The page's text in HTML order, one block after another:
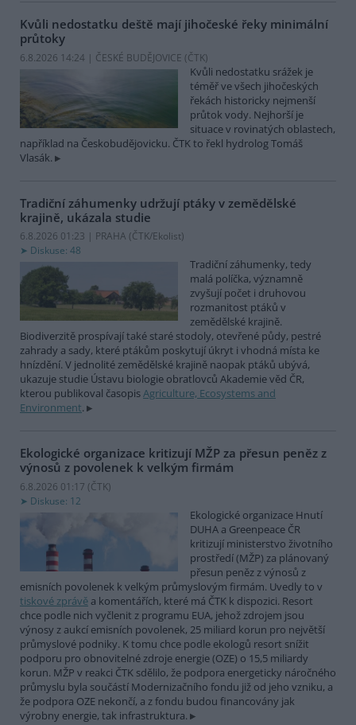
Kvůli nedostatku deště mají jihočeské řeky minimální
průtoky
6.8.2026 14:24 | ČESKÉ BUDĚJOVICE (ČTK)
Kvůli nedostatku srážek je
téměř ve všech jihočeských
řekách historicky nejmenší
průtok vody. Nejhorší je
situace v rovinatých oblastech,
například na Českobudějovicku. ČTK to řekl hydrolog Tomáš
Vlasák.
Tradiční záhumenky udržují ptáky v zemědělské
krajině, ukázala studie
6.8.2026 01:23 | PRAHA (ČTK/Ekolist)
Diskuse: 48
Tradiční záhumenky, tedy
malá políčka, významně
zvyšují počet i druhovou
rozmanitost ptáků v
zemědělské krajině.
Biodiverzitě prospívají také staré stodoly, otevřené půdy, pestré
zahrady a sady, které ptákům poskytují úkryt i vhodná místa ke
hnízdění. V jednolité zemědělské krajině naopak ptáků ubývá,
ukazuje studie Ústavu biologie obratlovců Akademie věd ČR,
kterou publikoval časopisAgriculture, Ecosystems and
Environment.
Ekologické organizace kritizují MŽP za přesun peněz z
výnosů z povolenek k velkým firmám
6.8.2026 01:17 (ČTK)
Diskuse: 12
Ekologické organizace Hnutí
DUHA a Greenpeace ČR
kritizují ministerstvo životního
prostředí (MŽP) za plánovaný
přesun peněz z výnosů z
emisních povolenek k velkým průmyslovým firmám. Uvedly to v
tiskové zprávě a komentářích, které má ČTK k dispozici. Resort
chce podle nich vyčlenit z programu EUA, jehož zdrojem jsou
výnosy z aukcí emisních povolenek, 25 miliard korun pro největší
průmyslové podniky. K tomu chce podle ekologů resort snížit
podporu pro obnovitelné zdroje energie (OZE) o 15,5 miliardy
korun. MŽP v reakci ČTK sdělilo, že podpora energeticky náročného
průmyslu byla součástí Modernizačního fondu již od jeho vzniku, a
že podpora OZE nekončí, a z fondu budou financovány jak
výrobny energie, tak infrastruktura.